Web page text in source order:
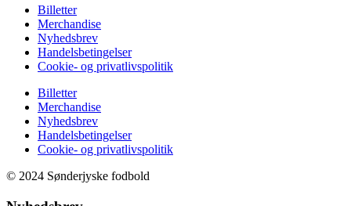
Billetter
Merchandise
Nyhedsbrev
Handelsbetingelser
Cookie- og privatlivspolitik
Billetter
Merchandise
Nyhedsbrev
Handelsbetingelser
Cookie- og privatlivspolitik
© 2024 Sønderjyske fodbold